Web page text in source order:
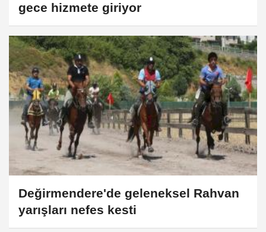
gece hizmete giriyor
Değirmendere'de geleneksel Rahvan
yarışları nefes kesti